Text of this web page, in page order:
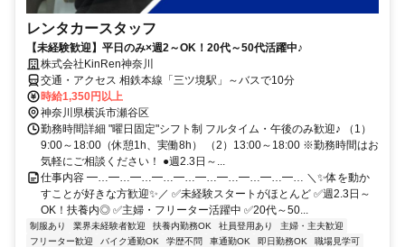
レンタカースタッフ
【未経験歓迎】平日のみ×週2～OK！20代～50代活躍中♪
株式会社KinRen神奈川
交通・アクセス 相鉄本線「三ツ境駅」～バスで10分
時給1,350円以上
神奈川県横浜市瀬谷区
勤務時間詳細 "曜日固定"シフト制 フルタイム・午後のみ歓迎♪ （1）
9:00～18:00（休憩1h、実働8h） （2）13:00～18:00 ※勤務時間はお
気軽にご相談ください！ ●週2.3日～...
仕事内容 ━…━…━…━…━…━…━…━…━…━… ＼✨体を動か
すことが好きな方歓迎✨／ ✅未経験スタートがほとんど ✅週2.3日～
OK！扶養内◎ ✅主婦・フリーター活躍中 ✅20代～50...
制服あり 業界未経験者歓迎 扶養内勤務OK 社員登用あり
主婦・主夫歓迎
フリーター歓迎
バイク通勤OK 学歴不問 車通勤OK 即日勤務OK
職場見学可